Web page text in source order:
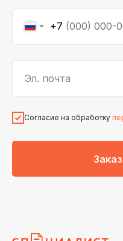
+7
Эл. почта
Согласие на обработку